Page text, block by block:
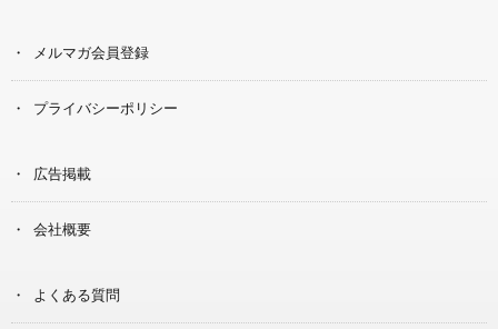
メルマガ会員登録
プライバシーポリシー
広告掲載
会社概要
よくある質問